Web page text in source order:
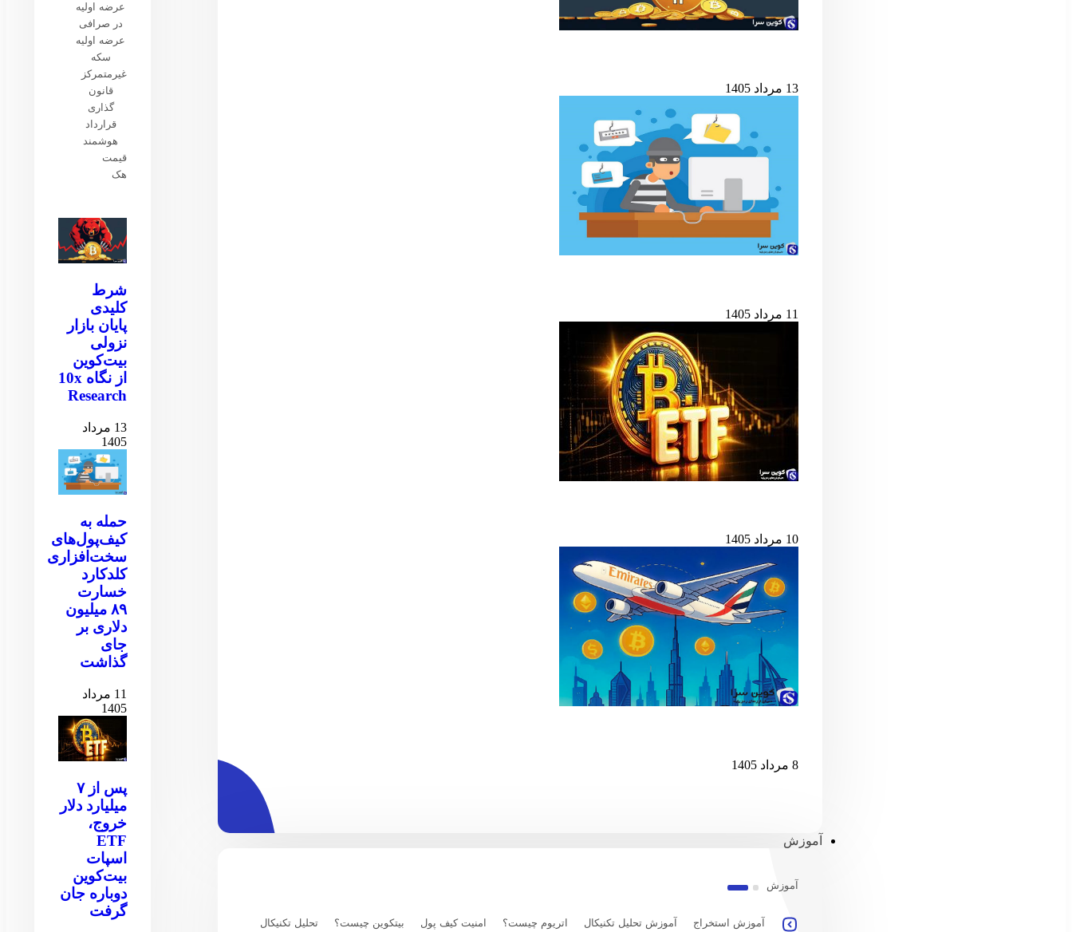
13 مرداد 1405
11 مرداد 1405
10 مرداد 1405
8 مرداد 1405
آموزش
آموزش
آموزش استخراج آموزش تحلیل تکنیکال اتریوم چیست؟ امنیت کیف پول بیتکوین چیست؟
تحلیل تکنیکال
عرضه اولیه
در صرافی
عرضه اولیه
سکه
غیرمتمرکز
قانون
گذاری
قرارداد
هوشمند
قیمت
هک
شرط
کلیدی
پایان بازار
نزولی
بیت‌کوین
از نگاه 10x
Research
13 مرداد
1405
حمله به
کیف‌پول‌های
سخت‌افزاری
کلدکارد
خسارت
۸۹ میلیون
دلاری بر
جای
گذاشت
11 مرداد
1405
پس از ۷
میلیارد دلار
خروج،
ETF
اسپات
بیت‌کوین
دوباره جان
گرفت